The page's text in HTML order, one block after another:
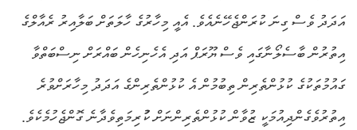
އަދަދު ވެސް ގިނަ ކުރަންޖެހޭނެއެވެ. އެއީ މިހާރުގެ ހާލަތަށް ބަލާއިރު ރެއާލްގެ
އިތުރުން ބާސެލޯނާގައި ވެސް ޔޫރަޕް އަދި އެހެނިހެން ބައްރަށް ނިސްބަތްވާ
ގައުމުތަކުގެ ކުޅުންތެރިން ތިބުމުން އެ ކުޅުންތެރިންގެ އަދަދު މިހާރަށްވުރެ
އިތުރުވެގެންދިއުމަކީ ޒުވާން ކުޅުންތެރިންނަށް ކުުރިމަތިވެދާނެ ގޮންޖެހުމެކެވެ.